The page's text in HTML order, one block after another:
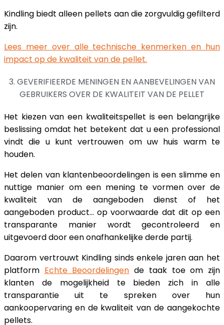
Kindling biedt alleen pellets aan die zorgvuldig gefilterd
zijn.
Lees meer over alle technische kenmerken en hun
impact op de kwaliteit van de pellet.
3. GEVERIFIEERDE MENINGEN EN AANBEVELINGEN VAN
GEBRUIKERS OVER DE KWALITEIT VAN DE PELLET
Het kiezen van een kwaliteitspellet is een belangrijke
beslissing omdat het betekent dat u een professional
vindt die u kunt vertrouwen om uw huis warm te
houden.
Het delen van klantenbeoordelingen is een slimme en
nuttige manier om een mening te vormen over de
kwaliteit van de aangeboden dienst of het
aangeboden product… op voorwaarde dat dit op een
transparante manier wordt gecontroleerd en
uitgevoerd door een onafhankelijke derde partij.
Daarom vertrouwt Kindling sinds enkele jaren aan het
platform Echte Beoordelingen de taak toe om zijn
klanten de mogelijkheid te bieden zich in alle
transparantie uit te spreken over hun
aankoopervaring en de kwaliteit van de aangekochte
pellets.